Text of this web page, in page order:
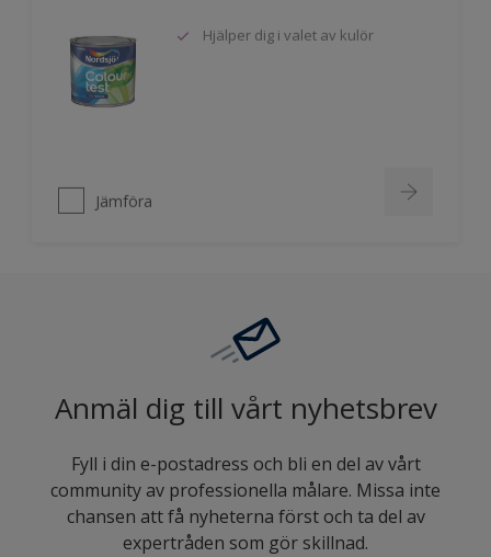
Anmäl dig till vårt nyhetsbrev
Fyll i din e-postadress och bli en del av vårt
community av professionella målare. Missa inte
chansen att få nyheterna först och ta del av
expertråden som gör skillnad.